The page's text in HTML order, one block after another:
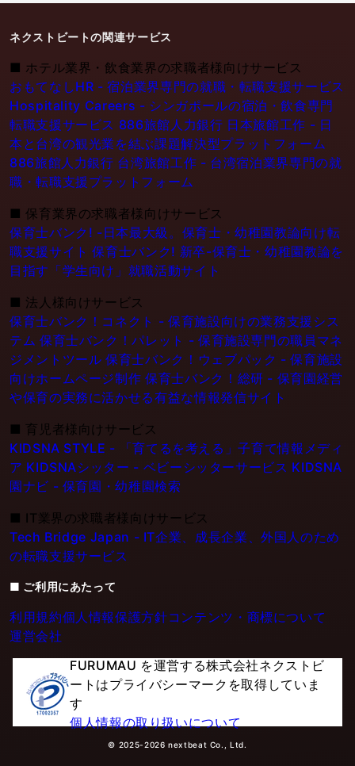
ネクストビートの関連サービス
■ ホテル業界・飲食業界の求職者様向けサービス
おもてなしHR - 宿泊業界専門の就職・転職支援サービス
Hospitality Careers - シンガポールの宿泊・飲食専門
転職支援サービス 886旅館人力銀行 日本旅館工作 - 日
本と台湾の観光業を結ぶ課題解決型プラットフォーム
886旅館人力銀行 台湾旅館工作 - 台湾宿泊業界専門の就
職・転職支援プラットフォーム
■ 保育業界の求職者様向けサービス
保育士バンク! -日本最大級。保育士・幼稚園教論向け転
職支援サイト 保育士バンク! 新卒-保育士・幼稚園教論を
目指す「学生向け」就職活動サイト
■ 法人様向けサービス
保育士バンク！コネクト - 保育施設向けの業務支援シス
テム 保育士バンク！パレット - 保育施設専門の職員マネ
ジメントツール 保育士バンク！ウェブパック - 保育施設
向けホームページ制作 保育士バンク！総研 - 保育園経営
や保育の実務に活かせる有益な情報発信サイト
■ 育児者様向けサービス
KIDSNA STYLE - 「育てるを考える」子育て情報メディ
ア KIDSNAシッター - ベビーシッターサービス KIDSNA
園ナビ - 保育園・幼稚園検索
■ IT業界の求職者様向けサービス
Tech Bridge Japan - IT企業、成長企業、外国人のため
の転職支援サービス
■ ご利用にあたって
利用規約個人情報保護方針コンテンツ・商標について
運営会社
FURUMAU を運営する株式会社ネクストビ
ートはプライバシーマークを取得していま
す
個人情報の取り扱いについて
© 2025-2026 nextbeat Co., Ltd.